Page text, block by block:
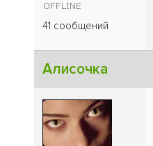
41 сообщений
Алисочка